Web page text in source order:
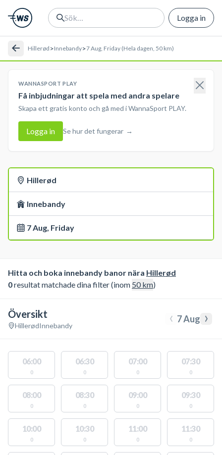
Logga in
Hillerød >Innebandy>7 Aug, Friday (Hela dagen, 50 km)
WANNASPORT PLAY
Få inbjudningar att spela med andra spelare
Skapa ett gratis konto och gå med i WannaSport PLAY.
Logga in Se hur det fungerar →
Hillerød
Innebandy
7 Aug, Friday
Hitta och boka innebandy banor nära Hillerød
0resultat matchade dina filter (inom 50km)
Översikt
HillerødInnebandy ‹ 7 Aug ›
06:00
0
06:30
0
07:00
0
07:30
0
08:00
0
08:30
0
09:00
0
09:30
0
10:00
0
10:30
0
11:00
0
11:30
0